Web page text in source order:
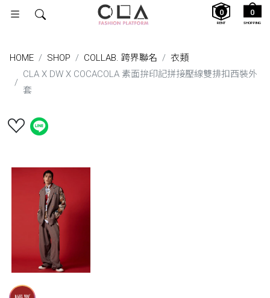
SHOPPING
0
RENT
0
HOME SHOP COLLAB. 跨界聯名
衣類
CLA X DW X COCACOLA 素面拚印記拼接壓線雙排扣西裝外
套